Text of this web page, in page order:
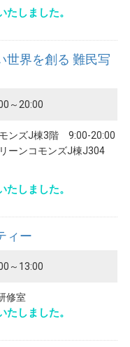
しました。
世界を創る 難民写
～20:00
ンズJ棟3階 9:00-20:00
ーンコモンズJ棟J304
しました。
ィー
～13:00
修室
しました。